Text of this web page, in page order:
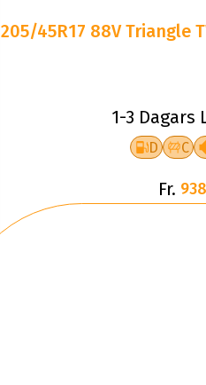
205/45R17 88V Triangle
1-3 Dagars
D C
Fr.